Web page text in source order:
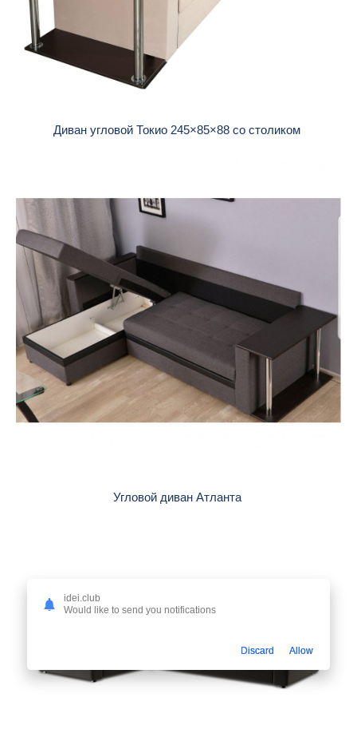
Диван угловой Токио 245×85×88 со столиком
Угловой диван Атланта
idei.club
Would like to send you notifications
Discard Allow